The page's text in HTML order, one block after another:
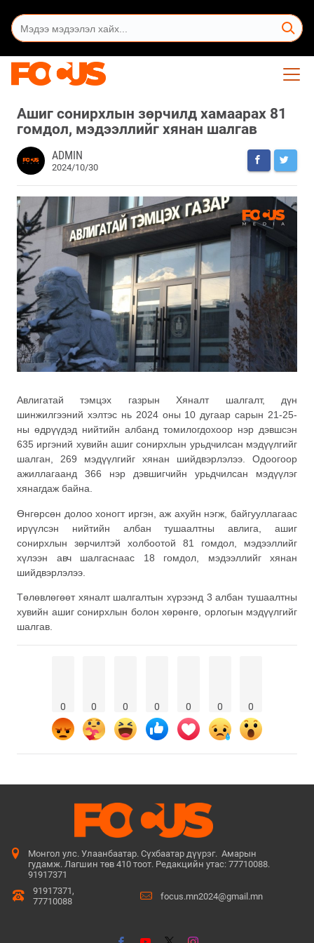
Ашиг сонирхлын зөрчилд хамаарах 81
гомдол, мэдээллийг хянан шалгав
ADMIN
2024/10/30
Авлигатай тэмцэх газрын Хяналт шалгалт, дүн
шинжилгээний хэлтэс нь 2024 оны 10 дугаар сарын 21-25-
ны өдрүүдэд нийтийн албанд томилогдохоор нэр дэвшсэн
635 иргэний хувийн ашиг сонирхлын урьдчилсан мэдүүлгийг
шалган, 269 мэдүүлгийг хянан шийдвэрлэлээ. Одоогоор
ажиллагаанд 366 нэр дэвшигчийн урьдчилсан мэдүүлэг
хянагдаж байна.
Өнгөрсөн долоо хоногт иргэн, аж ахуйн нэгж, байгууллагаас
ирүүлсэн нийтийн албан тушаалтны авлига, ашиг
сонирхлын зөрчилтэй холбоотой 81 гомдол, мэдээллийг
хүлээн авч шалгаснаас 18 гомдол, мэдээллийг хянан
шийдвэрлэлээ.
Төлөвлөгөөт хяналт шалгалтын хүрээнд 3 албан тушаалтны
хувийн ашиг сонирхлын болон хөрөнгө, орлогын мэдүүлгийг
шалгав.
0 0 0 0 0 0 0
Монгол улс. Улаанбаатар. Сүхбаатар дүүрэг. Амарын
гудамж. Лагшин төв 410 тоот. Редакцийн утас: 77710088.
91917371
91917371,
77710088
focus.mn2024@gmail.mn